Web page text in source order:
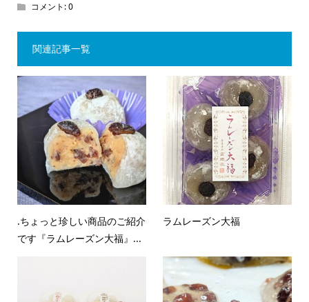
コメント:0
関連記事一覧
.ちょっと珍しい商品のご紹介
です『ラムレーズン大福』...
ラムレーズン大福